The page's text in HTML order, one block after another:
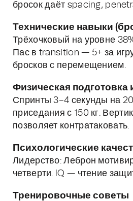
бросок даёт spacing,
Технические навыки
Трёхочковый на уровне
Пас в transition — 5+ за
бросков с перемещением.
Физическая подготовка
Спринты 3–4 секунды на
приседания с 150 кг.
позволяет контратаковать.
Психологические
Лидерство: Леброн
четверти. IQ — чтение
Тренировочные советы